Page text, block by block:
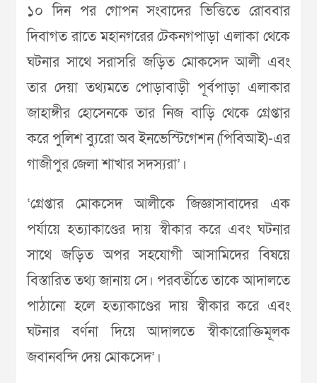
১০ দিন পর গোপন সংবাদের ভিত্তিতে রোববার
দিবাগত রাতে মহানগরের টেকনগপাড়া এলাকা থেকে
ঘটনার সাথে সরাসরি জড়িত মোকসেদ আলী এবং
তার দেয়া তথ্যমতে পোড়াবাড়ী পূর্বপাড়া এলাকার
জাহাঙ্গীর হোসেনকে তার নিজ বাড়ি থেকে গ্রেপ্তার
করে পুলিশ ব্যুরো অব ইনভেস্টিগেশন (পিবিআই)-এর
গাজীপুর জেলা শাখার সদস্যরা’।
‘গ্রেপ্তার মোকসেদ আলীকে জিজ্ঞাসাবাদের এক
পর্যায়ে হত্যাকাণ্ডের দায় স্বীকার করে এবং ঘটনার
সাথে জড়িত অপর সহযোগী আসামিদের বিষয়ে
বিস্তারিত তথ্য জানায় সে। পরবর্তীতে তাকে আদালতে
পাঠানো হলে হত্যাকাণ্ডের দায় স্বীকার করে এবং
ঘটনার বর্ণনা দিয়ে আদালতে স্বীকারোক্তিমূলক
জবানবন্দি দেয় মোকসেদ’।